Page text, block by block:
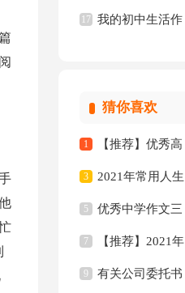
文3篇
17 我的初中生活作
猜你喜欢
1 【推荐】优秀高
中作文集锦六篇
3 2021年常用人生
唯美的句子摘录50句
5 优秀中学作文三
篇
7 【推荐】2021年
伤感唯美的句子合集
9 有关公司委托书